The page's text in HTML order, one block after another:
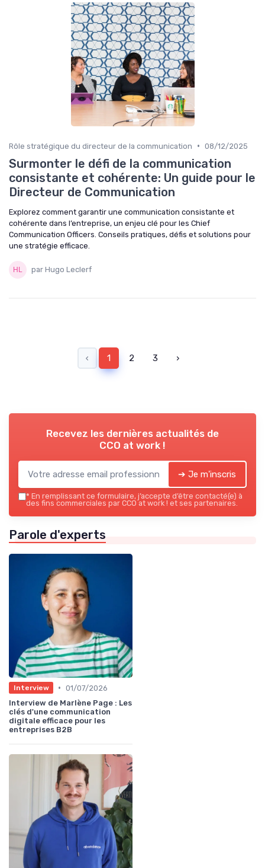
Rôle stratégique du directeur de la communication • 08/12/2025
Surmonter le défi de la communication
consistante et cohérente: Un guide pour le
Directeur de Communication
Explorez comment garantir une communication consistante et
cohérente dans l’entreprise, un enjeu clé pour les Chief
Communication Officers. Conseils pratiques, défis et solutions pour
une stratégie efficace.
par Hugo Leclerf
‹ 1 2 3 ›
Recevez les dernières actualités de
CCO at work !
➔ Je m'inscris
* En remplissant ce formulaire, j’accepte d’être contacté(e) à
des fins commerciales par CCO at work ! et ses partenaires.
Parole d'experts
Interview • 01/07/2026
Interview de Marlène Page : Les
clés d'une communication
digitale efficace pour les
entreprises B2B